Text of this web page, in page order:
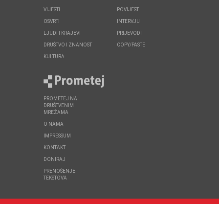
VIJESTI
OSVRTI
LJUDI I KRAJEVI
DRUŠTVO I ZNANOST
KULTURA
POVIJEST
INTERVJU
PRIJEVODI
COPY/PASTE
PROMETEJ NA
DRUŠTVENIM
MREŽAMA
O NAMA
IMPRESSUM
KONTAKT
DONIRAJ
PRENOŠENJE
TEKSTOVA